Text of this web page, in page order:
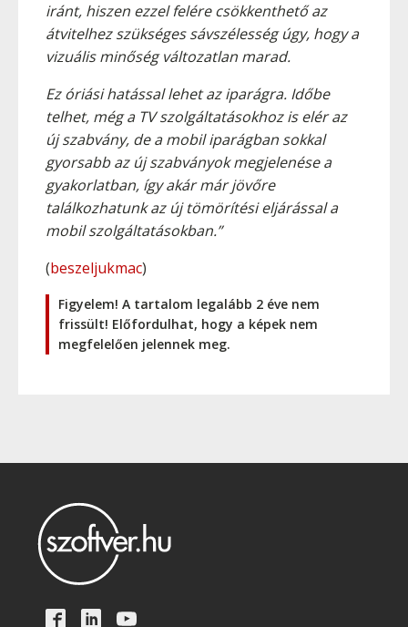
iránt, hiszen ezzel felére csökkenthető az
átvitelhez szükséges sávszélesség úgy, hogy a
vizuális minőség változatlan marad.
Ez óriási hatással lehet az iparágra. Időbe
telhet, még a TV szolgáltatásokhoz is elér az
új szabvány, de a mobil iparágban sokkal
gyorsabb az új szabványok megjelenése a
gyakorlatban, így akár már jövőre
találkozhatunk az új tömörítési eljárással a
mobil szolgáltatásokban.”
(beszeljukmac)
Figyelem! A tartalom legalább 2 éve nem
frissült! Előfordulhat, hogy a képek nem
megfelelően jelennek meg.